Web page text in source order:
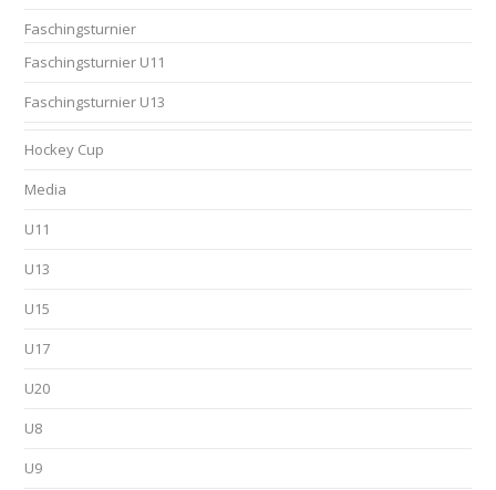
Faschingsturnier
Faschingsturnier U11
Faschingsturnier U13
Hockey Cup
Media
U11
U13
U15
U17
U20
U8
U9